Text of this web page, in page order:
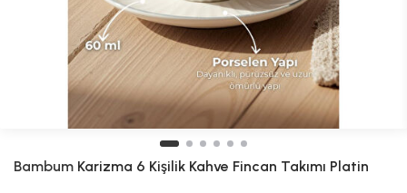
Bambum Karizma 6 Kişilik Kahve Fincan Takımı Platin